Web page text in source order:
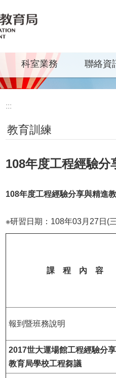
科室業務 聯絡資
:::
教育訓練
108年度工程經驗分
108年度工程經驗分享與精進
※研習日期：108年03月27日(
課 程 內 容
報到暨班務說明
2017世大運場館工程經驗分
教育局學校工程芻議